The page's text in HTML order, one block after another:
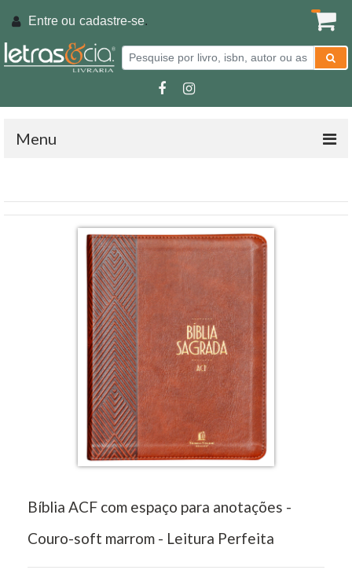
Entre ou cadastre-se.
Menu
Bíblia ACF com espaço para anotações -
Couro-soft marrom - Leitura Perfeita